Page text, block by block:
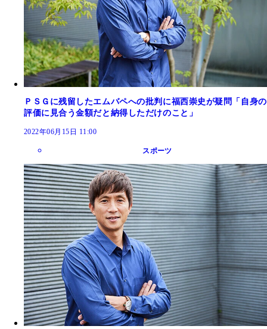
ＰＳＧに残留したエムバペへの批判に福西崇史が疑問「自身の
評価に見合う金額だと納得しただけのこと」
2022年06月15日 11:00
スポーツ